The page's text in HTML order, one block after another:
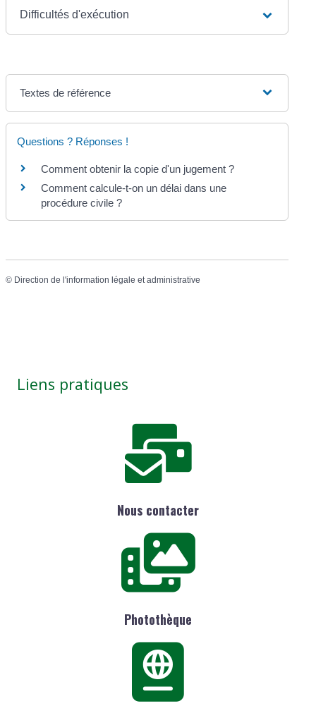
Difficultés d'exécution
Textes de référence
Questions ? Réponses !
Comment obtenir la copie d'un jugement ?
Comment calcule-t-on un délai dans une
procédure civile ?
© Direction de l'information légale et administrative
Liens pratiques
Nous contacter
Photothèque